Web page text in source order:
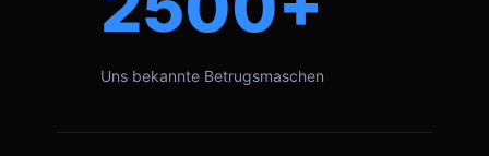
Uns bekannte Betrugsmaschen